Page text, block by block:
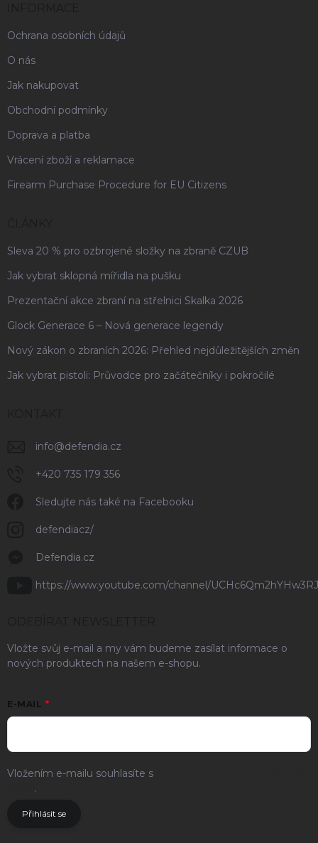
Ochrana osobních údajů
O nás
Jak nakupovat
Obchodní podmínky
Doprava a platba
Vrácení zboží a reklamace
Firearm Purchase Procedure for EU Citizens
Sleva 20 % pro ozbrojené složky na zbraně CZUB
Jak vybrat sklopná mířidla na pušku
Prezentační akce zbraní na střelnici Skalka 2026
Glock Generace 6 – Nová generace legendy
Nový zákon o zbraních 2026: Přehled nejdůležitějších změn
Jak vybrat pistoli: Průvodce pro začátečníky i pokročilé
info@defendia.cz
+420 735 179 356
Sledujte nás také na Facebooku
defendiacz/
Defendia.cz
https://www.youtube.com/channel/
Vložte svůj e-mail a my vám budeme zasílat informace o
nových produktech na našem e-shopu.
E-MAIL
Vložením e-mailu souhlasíte s
.
Přihlásit se